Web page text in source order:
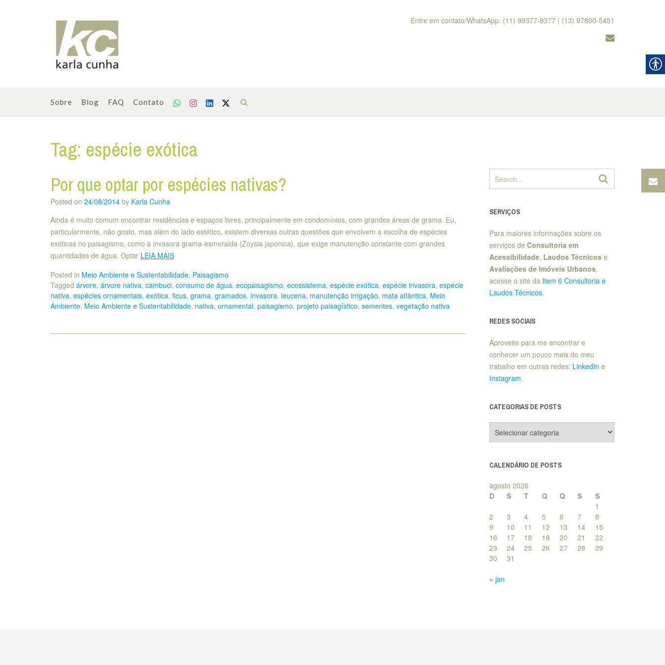
Entre em contato/WhatsApp: (11) 99377-8377 | (13) 97800-5451
Sobre Blog FAQ Contato
Tag: espécie exótica
Por que optar por espécies nativas?
Posted on 24/08/2014 by Karla Cunha
Ainda é muito comum encontrar residências e espaços livres, principalmente em condomínios, com grandes áreas de grama. Eu,
particularmente, não gosto, mas além do lado estético, existem diversas outras questões que envolvem a escolha de espécies
exóticas no paisagismo, como a invasora grama-esmeralda (Zoysia japonica), que exige manutenção constante com grandes
quantidades de água. Optar LEIA MAIS
Posted in Meio Ambiente e Sustentabilidade, Paisagismo
Tagged árvore, árvore nativa, cambuci, consumo de água, ecopaisagismo, ecossistema, espécie exótica, espécie invasora, espécie
nativa, espécies ornamentais, exótica, ficus, grama, gramados, invasora, leucena, manutenção irrigação, mata atlântica, Meio
Ambiente, Meio Ambiente e Sustentabilidade, nativa, ornamental, paisagismo, projeto paisagístico, sementes, vegetação nativa
SERVIÇOS
Para maiores informações sobre os
serviços de Consultoria em
Acessibilidade, Laudos Técnicose
Avaliações de Imóveis Urbanos,
acesse o site da Item 6 Consultoria e
Laudos Técnicos.
REDES SOCIAIS
Aproveite para me encontrar e
conhecer um pouco mais do meu
trabalho em outras redes: LinkedIn e
Instagram.
CATEGORIAS DE POSTS
de
CALENDÁRIO DE POSTS
agosto 2026
D
S T Q Q S
S
1
2
3 4 5 6 7
8
9
10 11 12 13 14
15
16
17 18 19 20 21
22
23
24 25 26 27 28
29
30
31
« jan